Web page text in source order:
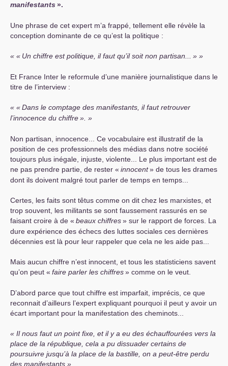
manifestants».
Une phrase de cet expert m’a frappé, tellement elle révèle la
conception dominante de ce qu’est la politique :
« Un chiffre est politique, il faut qu’il soit non partisan... »
Et France Inter le reformule d’une manière journalistique dans le
titre de l’interview :
«Dans le comptage des manifestants, il faut retrouver
l’innocence du chiffre».
Non partisan, innocence... Ce vocabulaire est illustratif de la
position de ces professionnels des médias dans notre société
toujours plus inégale, injuste, violente... Le plus important est de
ne pas prendre partie, de rester « innocent» de tous les drames
dont ils doivent malgré tout parler de temps en temps...
Certes, les faits sont têtus comme on dit chez les marxistes, et
trop souvent, les militants se sont faussement rassurés en se
faisant croire à de « beaux chiffres» sur le rapport de forces. La
dure expérience des échecs des luttes sociales ces dernières
décennies est là pour leur rappeler que cela ne les aide pas...
Mais aucun chiffre n’est innocent, et tous les statisticiens savent
qu’on peut « faire parler les chiffres» comme on le veut.
D’abord parce que tout chiffre est imparfait, imprécis, ce que
reconnait d’ailleurs l’expert expliquant pourquoi il peut y avoir un
écart important pour la manifestation des cheminots...
Il nous faut un point fixe, et il y a eu des échauffourées vers la
place de la république, cela a pu dissuader certains de
poursuivre jusqu’à la place de la bastille, on a peut-être perdu
des manifestants